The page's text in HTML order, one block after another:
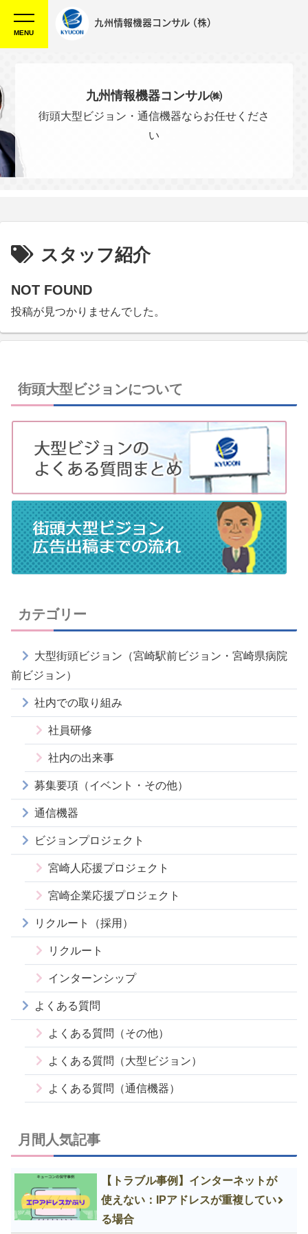
MENU
九州情報機器コンサル (株)
九州情報機器コンサル㈱
街頭大型ビジョン・通信機器ならお任せくださ
い
スタッフ紹介
NOT FOUND
投稿が見つかりませんでした。
街頭大型ビジョンについて
カテゴリー
大型街頭ビジョン（宮崎駅前ビジョン・宮崎県病院
前ビジョン）
社内での取り組み
社員研修
社内の出来事
募集要項（イベント・その他）
通信機器
ビジョンプロジェクト
宮崎人応援プロジェクト
宮崎企業応援プロジェクト
リクルート（採用）
リクルート
インターンシップ
よくある質問
よくある質問（その他）
よくある質問（大型ビジョン）
よくある質問（通信機器）
月間人気記事
【トラブル事例】インターネットが
使えない：IPアドレスが重複してい
る場合